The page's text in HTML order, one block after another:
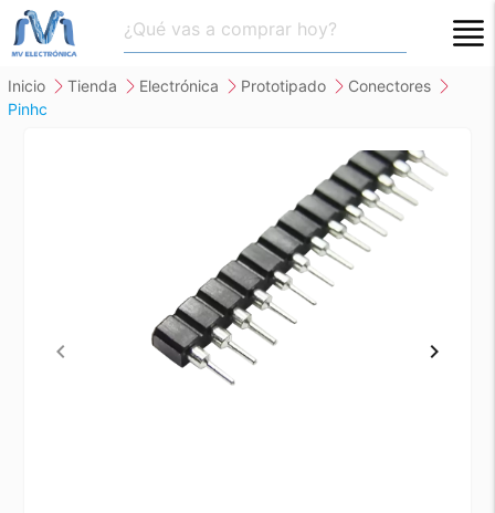
inicio tienda electrónica prototipado
conectores
pinhc